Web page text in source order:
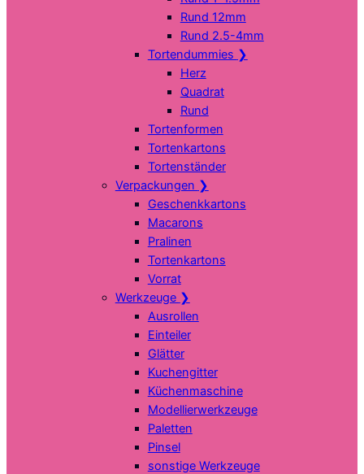
Rund 12mm
Rund 2.5-4mm
Tortendummies ❯
Herz
Quadrat
Rund
Tortenformen
Tortenkartons
Tortenständer
Verpackungen ❯
Geschenkkartons
Macarons
Pralinen
Tortenkartons
Vorrat
Werkzeuge ❯
Ausrollen
Einteiler
Glätter
Kuchengitter
Küchenmaschine
Modellierwerkzeuge
Paletten
Pinsel
sonstige Werkzeuge